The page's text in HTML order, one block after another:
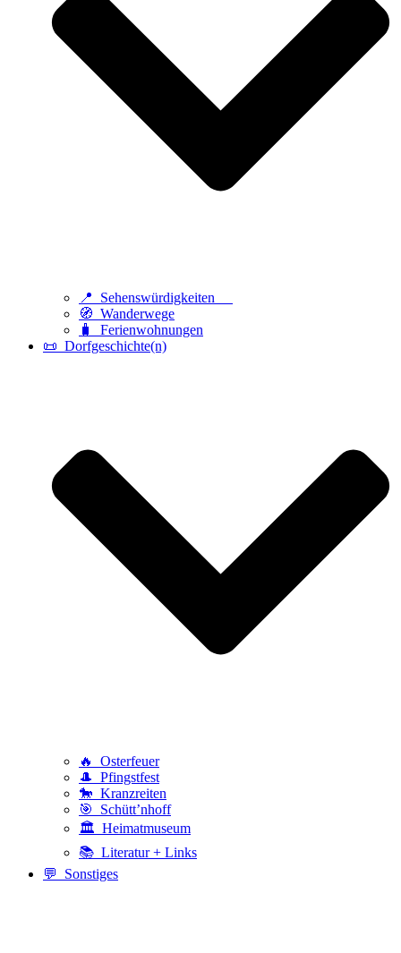
📍 Sehenswürdigkeiten
🧭 Wanderwege
🧳 Ferienwohnungen
📜 Dorfgeschichte(n)
🔥 Osterfeuer
🎩 Pfingstfest
🐎 Kranzreiten
🎯 Schütt’nhoff
🏛️ Heimatmuseum
📚 Literatur + Links
💬 Sonstiges